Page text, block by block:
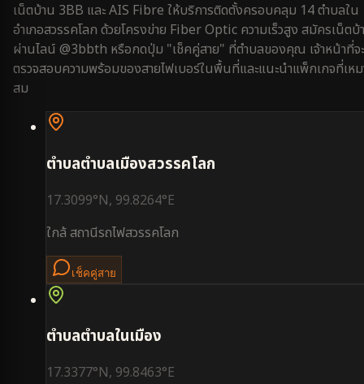
เน็ตบ้าน 3BB และ AIS Fibre ให้บริการติดตั้งครอบคลุม 14ตำบลใน
อำเภอสวรรคโลก ด้วยโครงข่าย Fiber Optic ความเร็วสูง สมัครเน็ตบ้
ผ่านไลน์ @3bbth หรือกดปุ่ม "เช็คคู่สาย" ที่ตำบลของคุณ เจ้าหน้าที่จะ
ตรวจสอบความพร้อมของสายไฟเบอร์ในพื้นที่และแนะนำแพ็กเกจที่เหม
สม
ตำบลตำบลเมืองสวรรคโลก
17.3099°N, 99.8264°E
ใกล้สถานีรถไฟสวรรคโลก
เช็คคู่สาย
ตำบลตำบลในเมือง
17.3377°N, 99.8463°E